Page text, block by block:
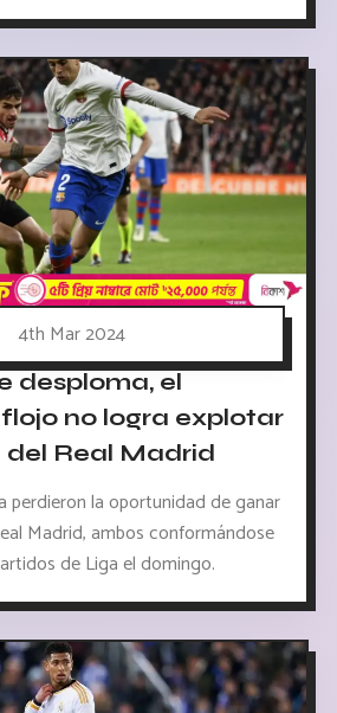
4th Mar 2024
desploma, el
no logra explotar
del Real Madrid
perdieron la oportunidad de ganar
Madrid, ambos conformándose
de Liga el domingo.